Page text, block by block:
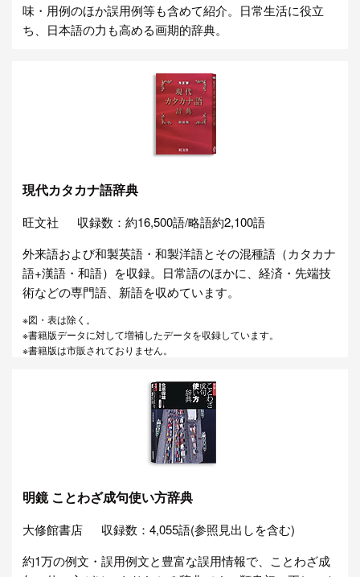
味・用例のほか誤用例等も含めて紹介。日常生活に役立
ち、日本語の力も高める画期的辞典。
現代カタカナ語辞典
旺文社
収録数：約16,500語/略語約2,100語
外来語および和製英語・和製洋語とその混種語（カタカナ
語+漢語・和語）を収録。日常語のほかに、経済・先端技
術などの専門語、新語を収めています。
※図・表は除く。
※書籍版データに対して増補したデータを収録しています。
※書籍版は市販されておりません。
明鏡 ことわざ成句使い方辞典
大修館書店
収録数：4,055語(参照見出しを含む)
約1万の例文・誤用例文と豊富な誤用情報で、ことわざ成